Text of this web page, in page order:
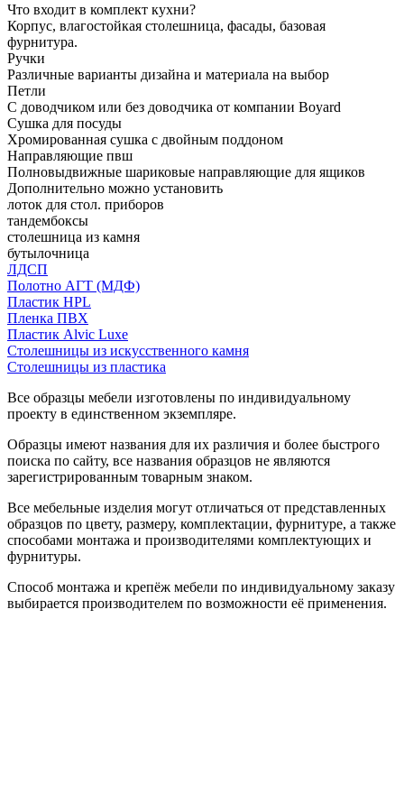
Что входит в комплект кухни?
Корпус, влагостойкая столешница, фасады, базовая
фурнитура.
Ручки
Различные варианты дизайна и материала на выбор
Петли
С доводчиком или без доводчика от компании Boyard
Сушка для посуды
Хромированная сушка с двойным поддоном
Направляющие пвш
Полновыдвижные шариковые направляющие для ящиков
Дополнительно можно установить
лоток для стол. приборов
тандембоксы
столешница из камня
бутылочница
ЛДСП
Полотно АГТ (МДФ)
Пластик HPL
Пленка ПВХ
Пластик Alvic Luxe
Столешницы из искусственного камня
Столешницы из пластика
Все образцы мебели изготовлены по индивидуальному
проекту в единственном экземпляре.
Образцы имеют названия для их различия и более быстрого
поиска по сайту, все названия образцов не являются
зарегистрированным товарным знаком.
Все мебельные изделия могут отличаться от представленных
образцов по цвету, размеру, комплектации, фурнитуре, а также
способами монтажа и производителями комплектующих и
фурнитуры.
Способ монтажа и крепёж мебели по индивидуальному заказу
выбирается производителем по возможности её применения.